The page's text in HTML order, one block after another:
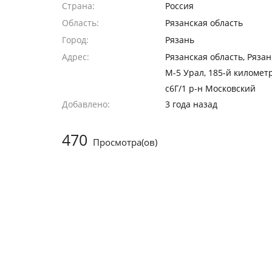
Страна
Россия
Область
Рязанская область
Город
Рязань
Адрес
Рязанская область,
М-5 Урал, 185-й
с6Г/1 р-н Московский
Добавлено
3 года назад
470 Просмотра(ов)